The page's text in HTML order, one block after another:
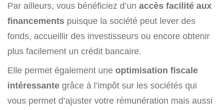
Par ailleurs, vous bénéficiez d’un accès facilité aux
financements puisque la société peut lever des
fonds, accueillir des investisseurs ou encore obtenir
plus facilement un crédit bancaire.
Elle permet également une optimisation fiscale
intéressante grâce à l’impôt sur les sociétés qui
vous permet d’ajuster votre rémunération mais aussi